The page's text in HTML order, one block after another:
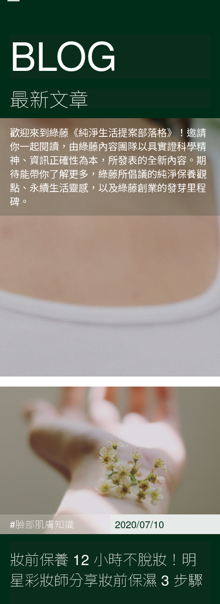
BLOG
最新文章
歡迎來到綠藤《純淨生活提案部落格》！邀請
你一起閱讀，由綠藤內容團隊以具實證科學精
神、資訊正確性為本，所發表的全新內容。期
待能帶你了解更多，綠藤所倡議的純淨保養觀
點、永續生活靈感，以及綠藤創業的發芽里程
碑。
#臉部肌膚知識 2020/07/10
妝前保養 12 小時不脫妝！明
星彩妝師分享妝前保濕 3 步驟